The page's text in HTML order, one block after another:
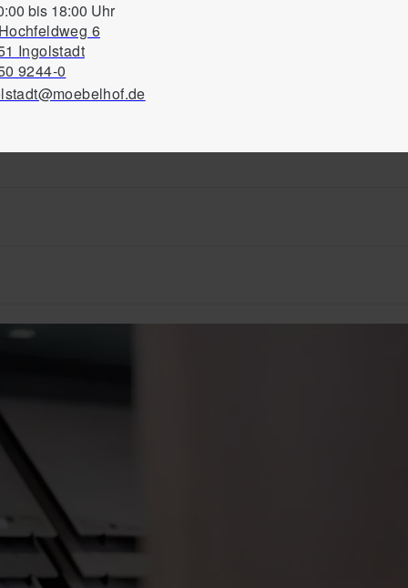
bis 18:00 Uhr
6
Ingolstadt
9244-0